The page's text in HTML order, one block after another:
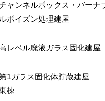
ャンネルボックス・バーナ
ルポイズン処理建屋
レベル廃液ガラス固化建屋
1ガラス固化体貯蔵建屋
棟